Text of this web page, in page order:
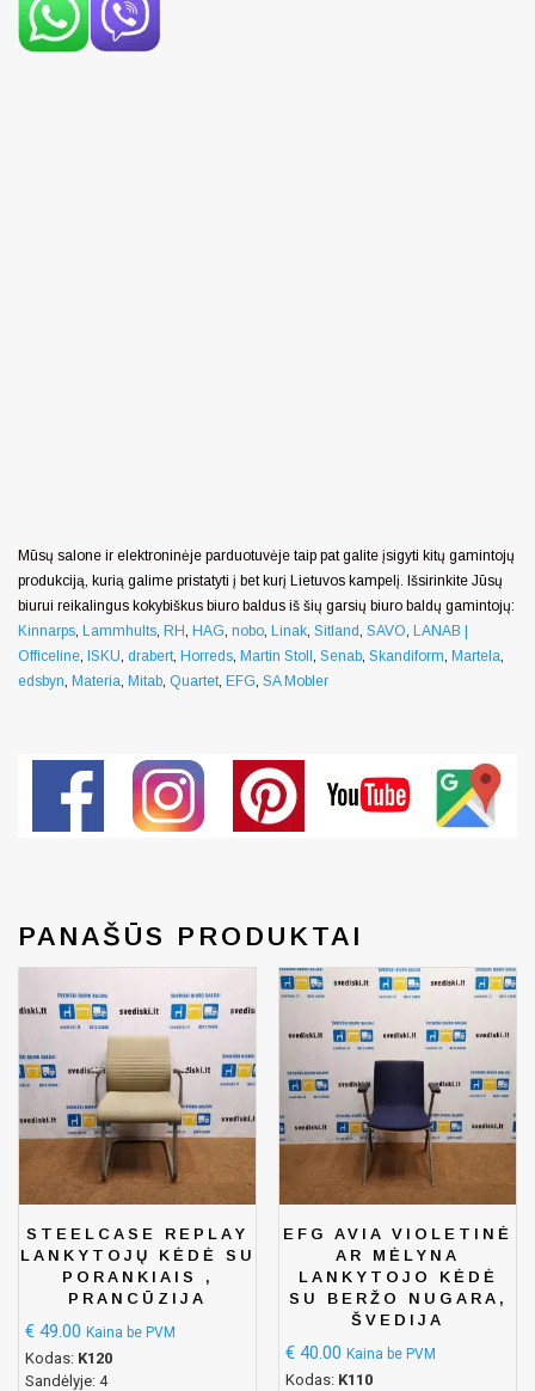
Mūsų salone ir elektroninėje parduotuvėje taip pat galite įsigyti kitų gamintojų
produkciją, kurią galime pristatyti į bet kurį Lietuvos kampelį. Išsirinkite Jūsų
biurui reikalingus kokybiškus biuro baldus iš šių garsių biuro baldų gamintojų:
Kinnarps, Lammhults, RH, HAG, nobo, Linak, Sitland, SAVO, LANAB |
Officeline, ISKU, drabert, Horreds, Martin Stoll , Senab, Skandiform, Martela,
edsbyn, Materia, Mitab, Quartet, EFG, SA Mobler
PANAŠŪS PRODUKTAI
STEELCASE REPLAY
LANKYTOJŲ KĖDĖ SU
PORANKIAIS ,
PRANCŪZIJA
€ 49.00 Kaina be PVM
Kodas: K120
Sandėlyje: 4
EFG AVIA VIOLETINĖ
AR MĖLYNA
LANKYTOJO KĖDĖ
SU BERŽO NUGARA,
ŠVEDIJA
€ 40.00 Kaina be PVM
Kodas: K110